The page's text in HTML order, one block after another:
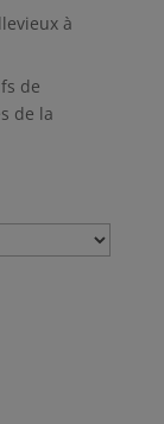
à
de
de la